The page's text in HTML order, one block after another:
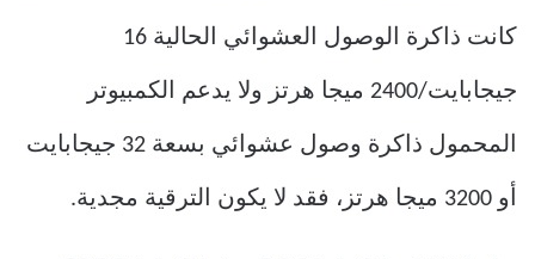
كانت ذاكرة الوصول العشوائي الحالية 16
جيجابايت/2400 ميجا هرتز ولا يدعم الكمبيوتر
المحمول ذاكرة وصول عشوائي بسعة 32 جيجابايت
أو 3200 ميجا هرتز، فقد لا يكون الترقية مجدية.